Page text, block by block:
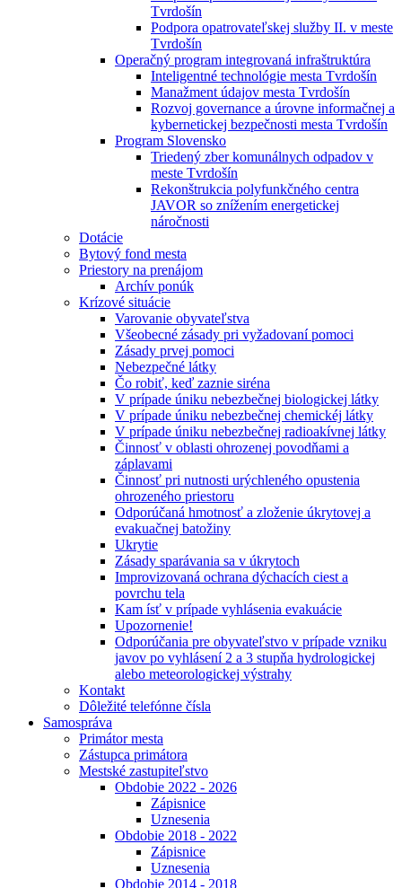
Tvrdošín
Podpora opatrovateľskej služby II. v meste
Tvrdošín
Operačný program integrovaná infraštruktúra
Inteligentné technológie mesta Tvrdošín
Manažment údajov mesta Tvrdošín
Rozvoj governance a úrovne informačnej a
kybernetickej bezpečnosti mesta Tvrdošín
Program Slovensko
Triedený zber komunálnych odpadov v
meste Tvrdošín
Rekonštrukcia polyfunkčného centra
JAVOR so znížením energetickej
náročnosti
Dotácie
Bytový fond mesta
Priestory na prenájom
Archív ponúk
Krízové situácie
Varovanie obyvateľstva
Všeobecné zásady pri vyžadovaní pomoci
Zásady prvej pomoci
Nebezpečné látky
Čo robiť, keď zaznie siréna
V prípade úniku nebezbečnej biologickej látky
V prípade úniku nebezbečnej chemickéj látky
V prípade úniku nebezbečnej radioakívnej látky
Činnosť v oblasti ohrozenej povodňami a
záplavami
Činnosť pri nutnosti urýchleného opustenia
ohrozeného priestoru
Odporúčaná hmotnosť a zloženie úkrytovej a
evakuačnej batožiny
Ukrytie
Zásady sparávania sa v úkrytoch
Improvizovaná ochrana dýchacích ciest a
povrchu tela
Kam ísť v prípade vyhlásenia evakuácie
Upozornenie!
Odporúčania pre obyvateľstvo v prípade vzniku
javov po vyhlásení 2 a 3 stupňa hydrologickej
alebo meteorologickej výstrahy
Kontakt
Dôležité telefónne čísla
Samospráva
Primátor mesta
Zástupca primátora
Mestské zastupiteľstvo
Obdobie 2022 - 2026
Zápisnice
Uznesenia
Obdobie 2018 - 2022
Zápisnice
Uznesenia
Obdobie 2014 - 2018